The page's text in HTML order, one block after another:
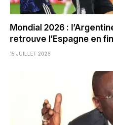
Mondial 2026 :
retrouve l’Espagne en
15 JUILLET 2026